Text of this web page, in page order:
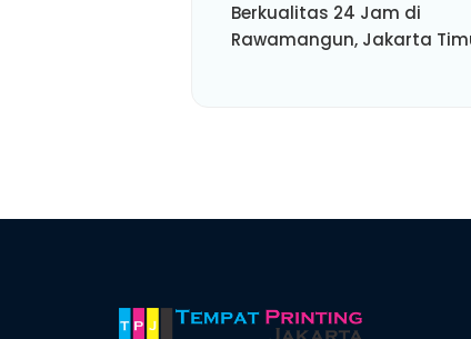
Berkualitas 24 Jam di
Rawamangun, Jakarta